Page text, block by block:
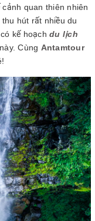
cảnh quan thiên nhiên
hút rất nhiều du
kế hoạch du lịch
Cùng Antamtour